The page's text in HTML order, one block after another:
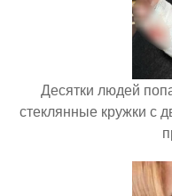
Десятки людей
стеклянные кружки с